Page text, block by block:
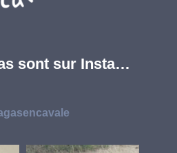
sont sur Insta…